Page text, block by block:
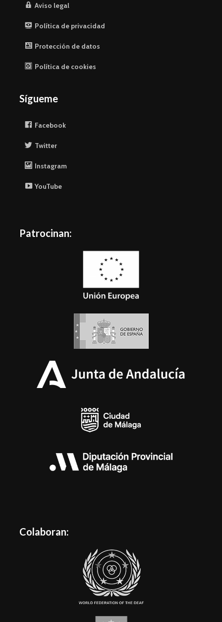
Aviso legal
Política de privacidad
Protección de datos
Política de cookies
Sígueme
Facebook
Twitter
Instagram
YouTube
Patrocinan:
Colaboran: